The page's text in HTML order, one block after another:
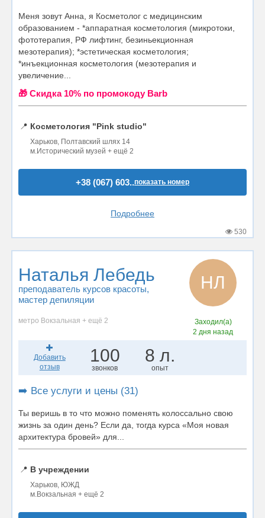
Меня зовут Анна, я Косметолог с медицинским
образованием - *аппаратная косметология (микротоки,
фототерапия, РФ лифтинг, безиньекционная
мезотерапия); *эстетическая косметология;
*инъекционная косметология (мезотерапия и
увеличение...
🎁 Cкидка 10% по промокоду Barb
📍 Косметология "Pink studio"
Харьков, Полтавский шлях 14
м.Исторический музей + ещё 2
+38 (067) 603..показать номер
Подробнее
530
Наталья Лебедь
преподаватель курсов красоты,
мастер депиляции
НЛ
метро Вокзальная + ещё 2
Заходил(а)
2 дня назад
Добавить
отзыв
100
звонков
8 л.
опыт
➡️ Все услуги и цены (31)
Ты веришь в то что можно поменять колоссально свою
жизнь за один день? Если да, тогда курса «Моя новая
архитектура бровей» для...
📍 В учреждении
Харьков, ЮЖД
м.Вокзальная + ещё 2